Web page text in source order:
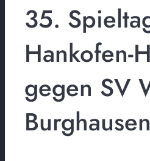
35.
Hankofen-
gegen SV
Burghausen